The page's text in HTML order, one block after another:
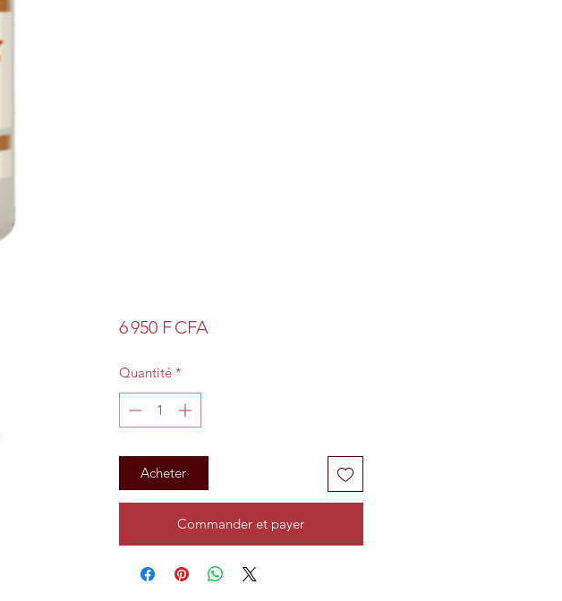
6 950 F CFAPrix
Quantité *
Acheter
Commander et payer